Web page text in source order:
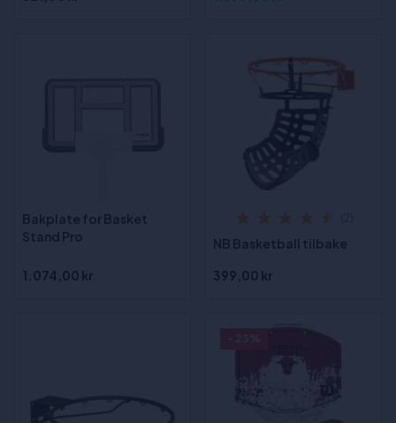
Bakplate for Basket
Stand Pro
1.074,00 kr
NB Basketball tilbake
399,00 kr